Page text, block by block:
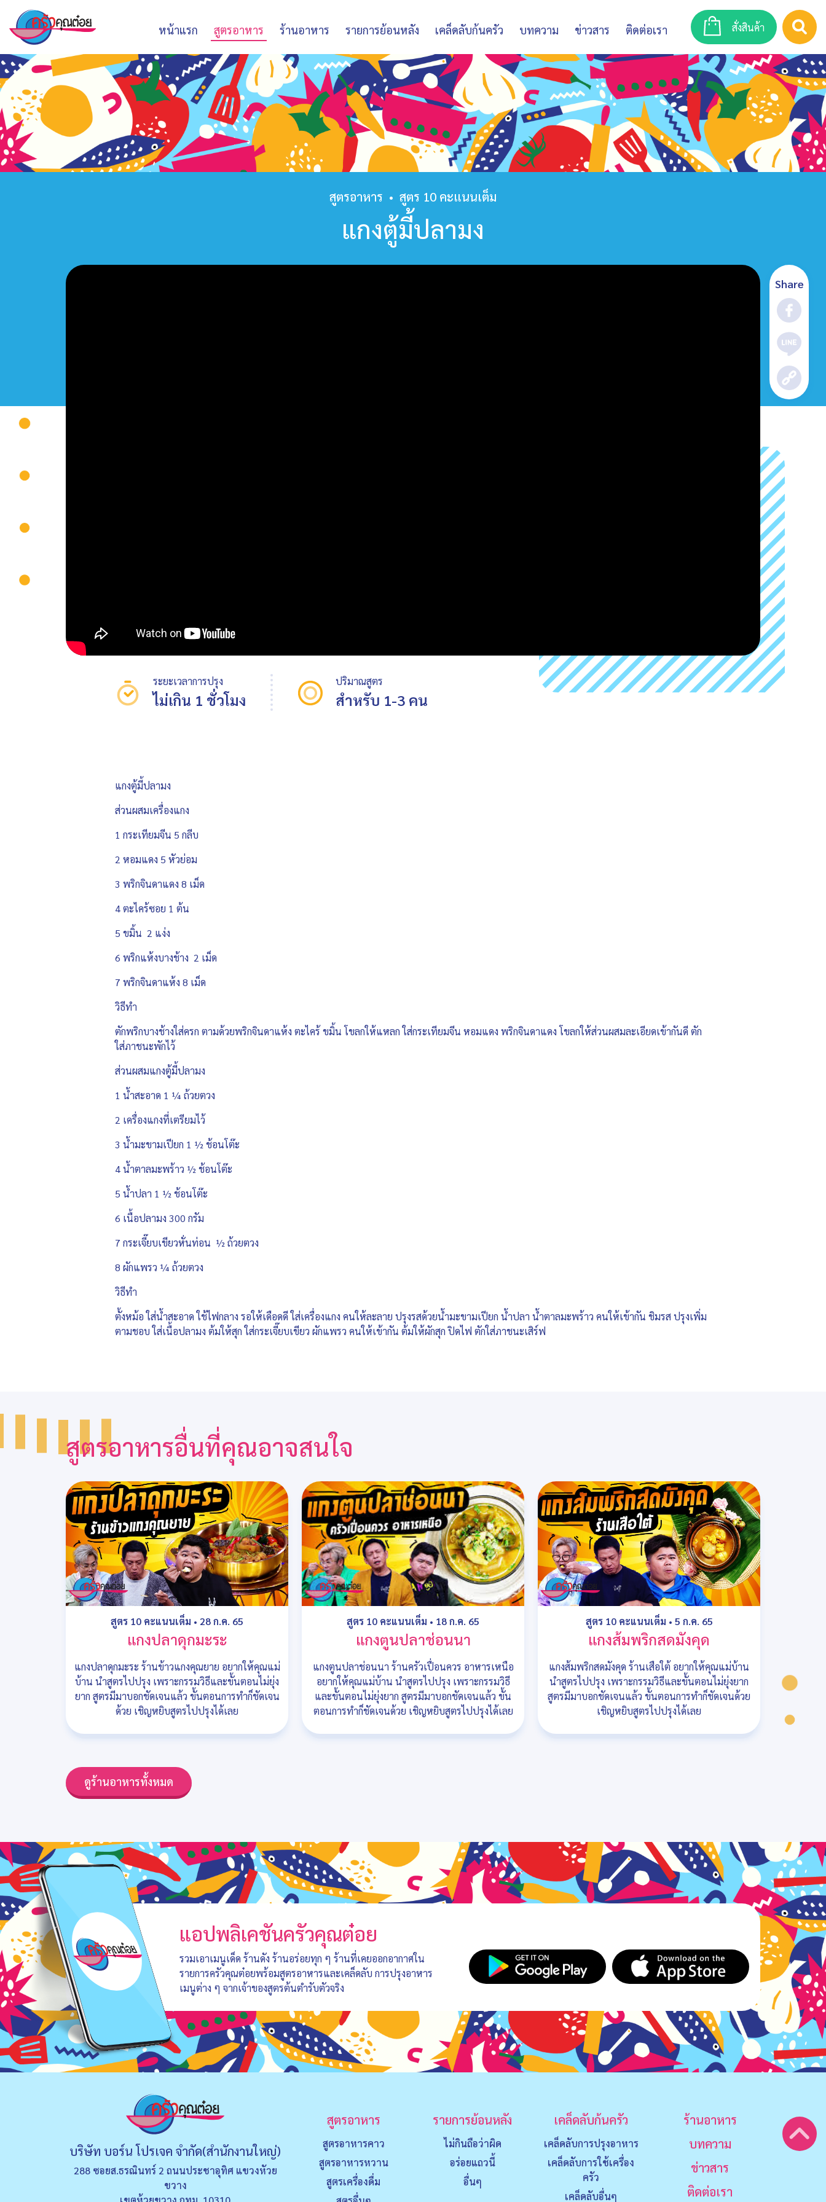
หน้าแรก สูตรอาหาร ร้านอาหาร รายการย้อนหลัง เคล็ดลับก้นครัว บทความ ข่าวสาร ติดต่อเรา สั่งสินค้า
สูตรอาหาร • สูตร 10 คะแนนเต็ม
แกงตู้มี้ปลามง
Share
ระยะเวลาการปรุง
ไม่เกิน 1 ชั่วโมง
ปริมาณสูตร
สำหรับ 1-3 คน
แกงตู้มี้ปลามง
ส่วนผสมเครื่องแกง
1 กระเทียมจีน 5 กลีบ
2 หอมแดง 5 หัวย่อม
3 พริกจินดาแดง 8 เม็ด
4 ตะไคร้ซอย 1 ต้น
5 ขมิ้น 2 แง่ง
6 พริกแห้งบางช้าง 2 เม็ด
7 พริกจินดาแห้ง 8 เม็ด
วิธีทำ
ตักพริกบางช้างใส่ครก ตามด้วยพริกจินดาแห้ง ตะไคร้ ขมิ้น โขลกให้แหลก ใส่กระเทียมจีน หอมแดง พริกจินดาแดง โขลกให้ส่วนผสมละเอียดเข้ากันดี ตัก
ใส่ภาชนะพักไว้
ส่วนผสมแกงตู้มี้ปลามง
1 น้ำสะอาด 1 ¼ ถ้วยตวง
2 เครื่องแกงที่เตรียมไว้
3 น้ำมะขามเปียก 1 ½ ช้อนโต๊ะ
4 น้ำตาลมะพร้าว ½ ช้อนโต๊ะ
5 น้ำปลา 1 ½ ช้อนโต๊ะ
6 เนื้อปลามง 300 กรัม
7 กระเจี๊ยบเขียวหั่นท่อน ½ ถ้วยตวง
8 ผักแพรว ¼ ถ้วยตวง
วิธีทำ
ตั้งหม้อ ใส่น้ำสะอาด ใช้ไฟกลาง รอให้เดือดดี ใส่เครื่องแกง คนให้ละลาย ปรุงรสด้วยน้ำมะขามเปียก น้ำปลา น้ำตาลมะพร้าว คนให้เข้ากัน ชิมรส ปรุงเพิ่ม
ตามชอบ ใส่เนื้อปลามง ต้มให้สุก ใส่กระเจี๊ยบเขียว ผักแพรว คนให้เข้ากัน ต้มให้ผักสุก ปิดไฟ ตักใส่ภาชนะเสิร์ฟ
สูตรอาหารอื่นที่คุณอาจสนใจ
สูตร 10 คะแนนเต็ม • 28 ก.ค. 65
แกงปลาดุกมะระ
แกงปลาดุกมะระ ร้านข้าวแกงคุณยาย อยากให้คุณแม่
บ้าน นำสูตรไปปรุง เพราะกรรมวิธีและขั้นตอนไม่ยุ่ง
ยาก สูตรมีมาบอกชัดเจนแล้ว ขั้นตอนการทำก็ชัดเจน
ด้วย เชิญหยิบสูตรไปปรุงได้เลย
สูตร 10 คะแนนเต็ม • 18 ก.ค. 65
แกงตูนปลาช่อนนา
แกงตูนปลาช่อนนา ร้านครัวเปื่อนควร อาหารเหนือ
อยากให้คุณแม่บ้าน นำสูตรไปปรุง เพราะกรรมวิธี
และขั้นตอนไม่ยุ่งยาก สูตรมีมาบอกชัดเจนแล้ว ขั้น
ตอนการทำก็ชัดเจนด้วย เชิญหยิบสูตรไปปรุงได้เลย
สูตร 10 คะแนนเต็ม • 5 ก.ค. 65
แกงส้มพริกสดมังคุด
แกงส้มพริกสดมังคุด ร้านเสือใต้ อยากให้คุณแม่บ้าน
นำสูตรไปปรุง เพราะกรรมวิธีและขั้นตอนไม่ยุ่งยาก
สูตรมีมาบอกชัดเจนแล้ว ขั้นตอนการทำก็ชัดเจนด้วย
เชิญหยิบสูตรไปปรุงได้เลย
ดูร้านอาหารทั้งหมด
แอปพลิเคชันครัวคุณต๋อย
รวมเอาเมนูเด็ด ร้านดัง ร้านอร่อยทุก ๆ ร้านที่เคยออกอากาศใน
รายการครัวคุณต๋อยพร้อมสูตรอาหารและเคล็ดลับ การปรุงอาหาร
เมนูต่าง ๆ จากเจ้าของสูตรต้นตำรับตัวจริง
บริษัท บอร์น โปรเจค จำกัด(สำนักงานใหญ่)
288 ซอยส.ธรณินทร์ 2 ถนนประชาอุทิศ แขวงหัวย
ขวาง
สูตรอาหาร
สูตรอาหารคาว
สูตรอาหารหวาน
สูตรเครื่องดื่ม
รายการย้อนหลัง
ไม่กินถือว่าผิด
อร่อยแถวนี้
อื่นๆ
เคล็ดลับก้นครัว
เคล็ดลับการปรุงอาหาร
เคล็ดลับการใช้เครื่อง
ครัว
เคล็ดลับอื่นๆ
ร้านอาหาร
บทความ
ข่าวสาร
ติดต่อเรา